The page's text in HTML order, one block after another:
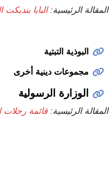
المقالة الرئيسية:البابا
البوذية التبتية
مجموعات دينية أخرى
الوزارة الرسولية
المقالة الرئيسية: قائمة رحلات